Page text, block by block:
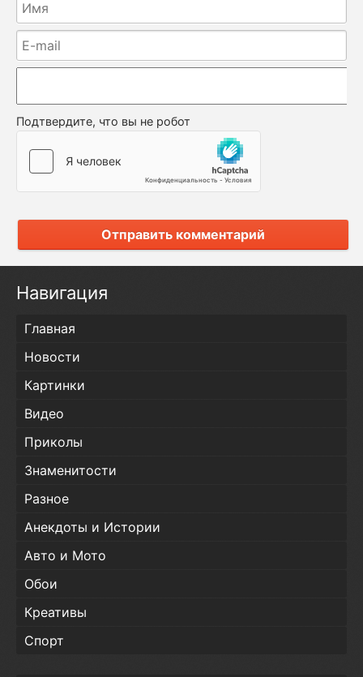
Подтвердите, что вы не робот
Отправить комментарий
Навигация
Главная
Новости
Картинки
Видео
Приколы
Знаменитости
Разное
Анекдоты и Истории
Авто и Мото
Обои
Креативы
Спорт